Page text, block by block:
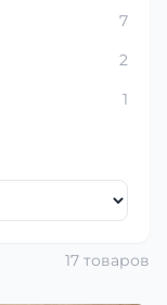
7
2
1
17 товаров